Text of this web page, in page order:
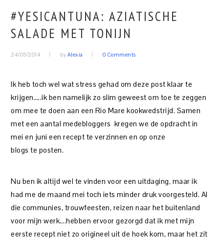
#YESICANTUNA: AZIATISCHE
SALADE MET TONIJN
24/05/2014 by Alexia 0 Comments
Ik heb toch wel wat stress gehad om deze post klaar te
krijgen…..ik ben namelijk zo slim geweest om toe te zeggen
om mee te doen aan een Rio Mare kookwedstrijd. Samen
met een aantal medebloggers kregen we de opdracht in
mei en juni een recept te verzinnen en op onze
blogs te posten.
Nu ben ik altijd wel te vinden voor een uitdaging, maar ik
had me de maand mei toch iets minder druk voorgesteld. Al
die communies, trouwfeesten, reizen naar het buitenland
voor mijn werk….hebben ervoor gezorgd dat ik met mijn
eerste recept niet zo origineel uit de hoek kom, maar het zit